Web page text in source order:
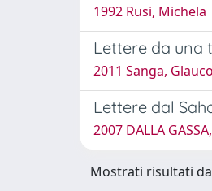
1992 Rusi, Michela
Lettere da una
2011 Sanga, Glauco
Lettere dal
2007 DALLA
Mostrati risultati da